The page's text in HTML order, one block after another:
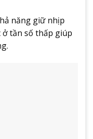
năng giữ nhịp
ở tần số thấp giúp